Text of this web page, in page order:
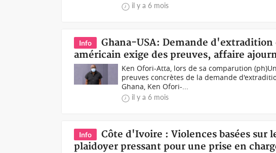
il y a 6 mois
Info
Ghana-USA: Demande
américain exige des preuves, affaire
Ken Ofori-Atta, lors de sa comparution
preuves concrètes de la demande
Ghana, Ken Ofori-...
il y a 6 mois
Info
Côte d'Ivoire : Violences basées sur
plaidoyer pressant pour une prise en